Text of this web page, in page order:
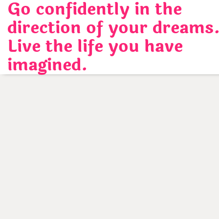
Skip
content
Go confidently in the
direction of your
Live the life you have
imagined.